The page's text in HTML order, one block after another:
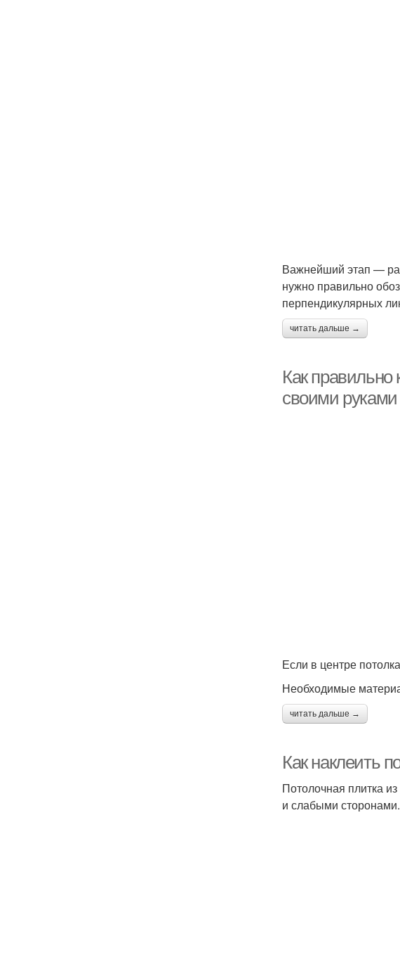
Важнейший этап —
нужно правильно
перпендикулярных
читать дальше →
Как правильно
своими руками
Если в центре
Необходимые
читать дальше →
Как наклеить
Потолочная плитка
и слабыми сторонами.